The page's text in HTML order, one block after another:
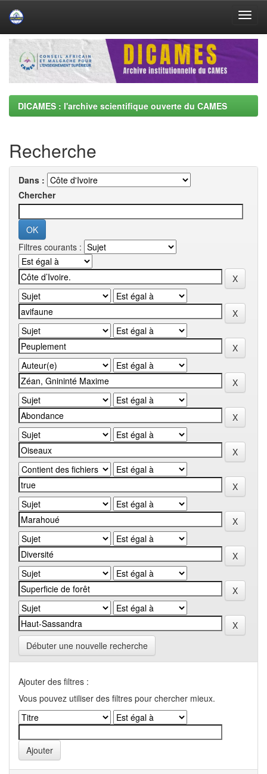
Skip
navigation
DICAMES : l'archive scientifique ouverte du CAMES
Recherche
Dans :
Chercher
Filtres courants :
Débuter une nouvelle recherche
Ajouter des filtres :
Vous pouvez utiliser des filtres pour chercher mieux.